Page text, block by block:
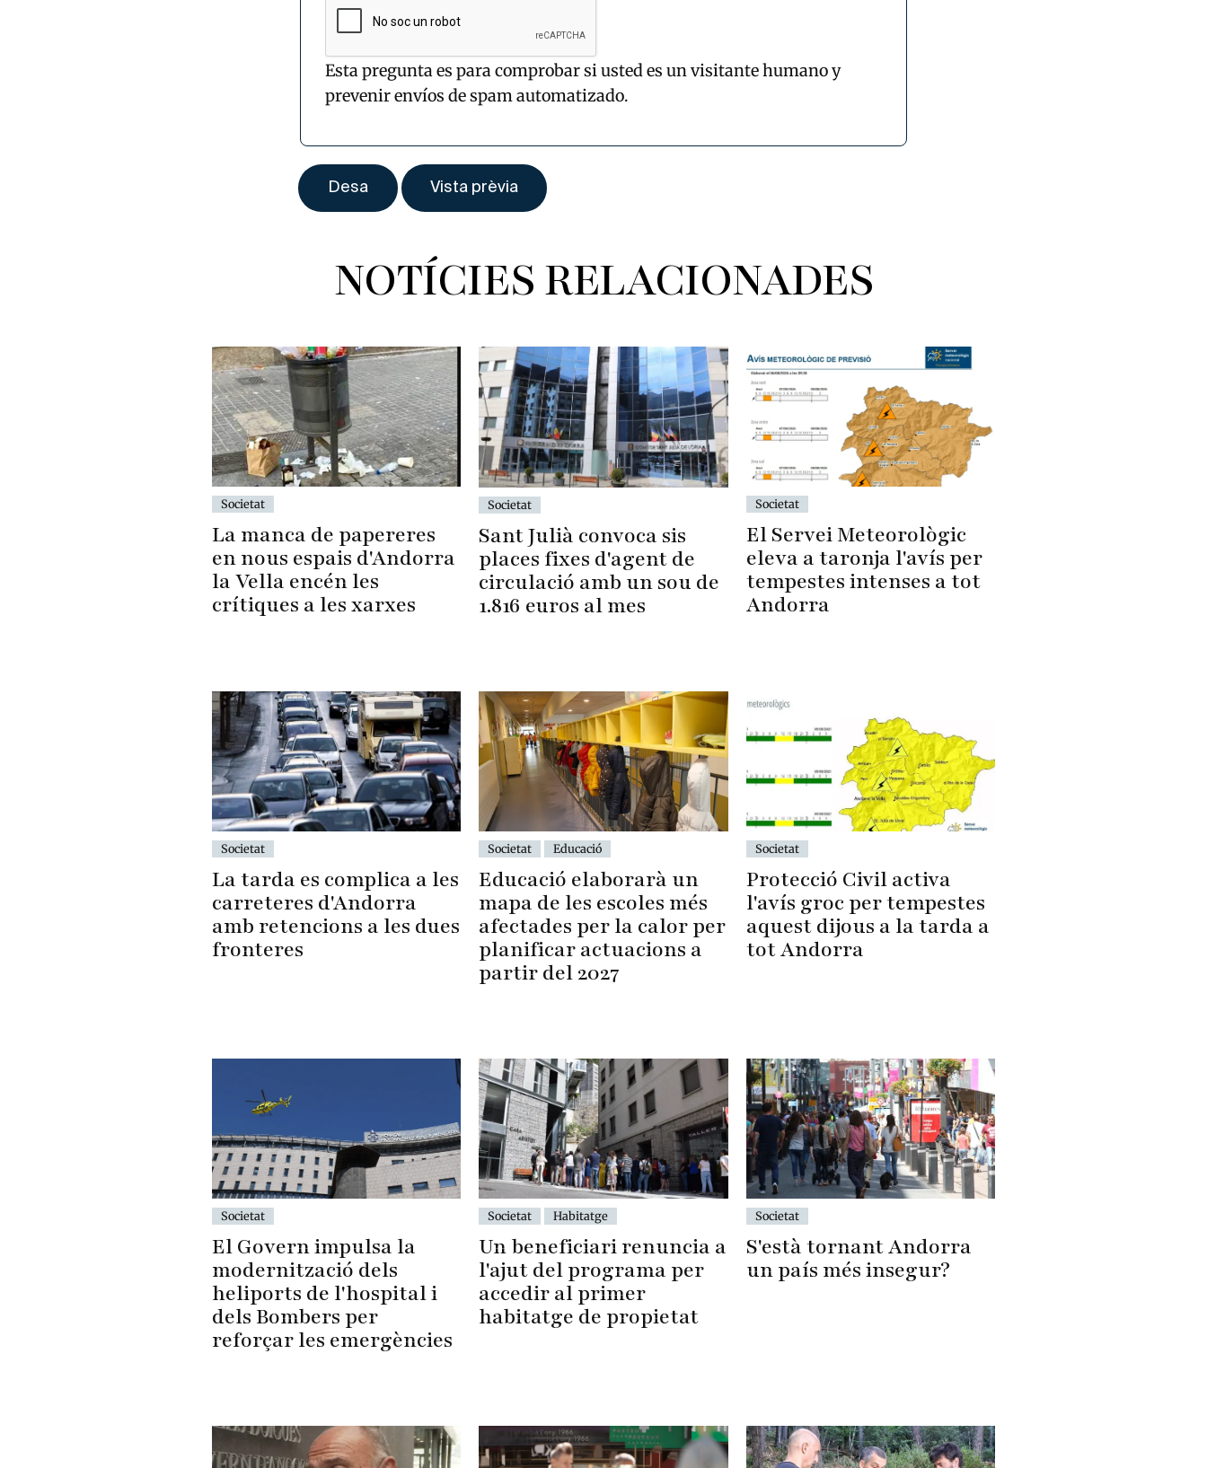
Esta pregunta es para comprobar si usted es un visitante humano y
prevenir envíos de spam automatizado.
NOTÍCIES RELACIONADES
Societat
La manca de papereres
en nous espais d'Andorra
la Vella encén les
crítiques a les xarxes
Societat
Sant Julià convoca sis
places fixes d'agent de
circulació amb un sou de
1.816 euros al mes
Societat
El Servei Meteorològic
eleva a taronja l'avís per
tempestes intenses a tot
Andorra
Societat
La tarda es complica a les
carreteres d'Andorra
amb retencions a les dues
fronteres
Societat Educació
Educació elaborarà un
mapa de les escoles més
afectades per la calor per
planificar actuacions a
partir del 2027
Societat
Protecció Civil activa
l'avís groc per tempestes
aquest dijous a la tarda a
tot Andorra
Societat
El Govern impulsa la
modernització dels
heliports de l'hospital i
dels Bombers per
reforçar les emergències
Societat Habitatge
Un beneficiari renuncia a
l'ajut del programa per
accedir al primer
habitatge de propietat
Societat
S'està tornant Andorra
un país més insegur?